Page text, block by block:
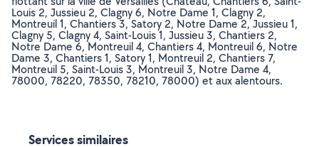
Louis 2, Jussieu 2, Clagny 6, Notre Dame 1, Clagny 2,
Montreuil 1, Chantiers 3, Satory 2, Notre Dame 2, Jussieu 1,
Clagny 5, Clagny 4, Saint-Louis 1, Jussieu 3, Chantiers 2,
Notre Dame 6, Montreuil 4, Chantiers 4, Montreuil 6, Notre
Dame 3, Chantiers 1, Satory 1, Montreuil 2, Chantiers 7,
Montreuil 5, Saint-Louis 3, Montreuil 3, Notre Dame 4,
78000, 78220, 78350, 78210, 78000) et aux alentours.
Services similaires